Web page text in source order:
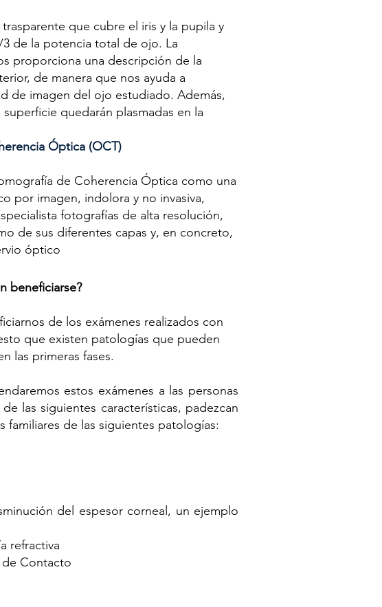
que cubre el iris y la pupila y
de la potencia total de ojo. La
proporciona una descripción de la
de manera que nos ayuda a
de imagen del ojo estudiado. Además,
superficie quedarán plasmadas en la
Óptica (OCT)
de Coherencia Óptica como una
por imagen, indolora y no invasiva,
fotografías de alta resolución,
de sus diferentes capas y, en concreto,
óptico
beneficiarse?
de los exámenes realizados con
que existen patologías que pueden
las primeras fases.
estos exámenes a las personas
las siguientes características, padezcan
familiares de las siguientes patologías:
del espesor corneal, un ejemplo
refractiva
Contacto